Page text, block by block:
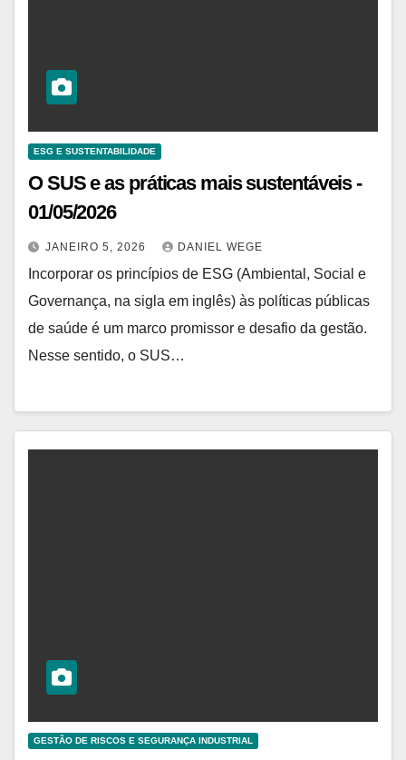
ESG E SUSTENTABILIDADE
O SUS e as práticas mais sustentáveis ​​-
01/05/2026
JANEIRO 5, 2026 DANIEL WEGE
Incorporar os princípios de ESG (Ambiental, Social e
Governança, na sigla em inglês) às políticas públicas
de saúde é um marco promissor e desafio da gestão.
Nesse sentido, o SUS…
GESTÃO DE RISCOS E SEGURANÇA INDUSTRIAL